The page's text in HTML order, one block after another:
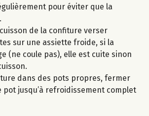
pour éviter que la
de la confiture verser
sur une assiette froide, si la
(ne coule pas), elle est cuite sinon
dans des pots propres, fermer
jusqu’à refroidissement complet